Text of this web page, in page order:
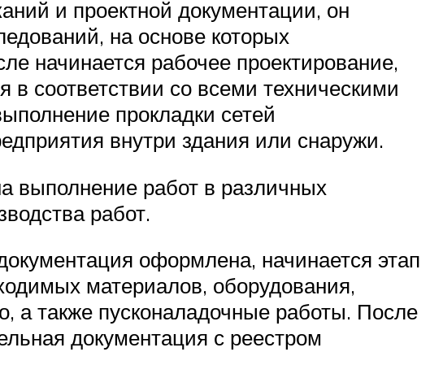
и проектной документации, он
на основе которых
начинается рабочее проектирование,
в соответствии со всеми техническими
прокладки сетей
внутри здания или снаружи.
выполнение работ в различных
работ.
оформлена, начинается этап
материалов, оборудования,
а также пусконаладочные работы. После
документация с реестром